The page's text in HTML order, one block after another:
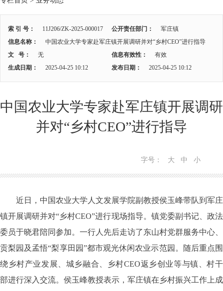
索 引 号： 11J206/ZK-2025-000017 公开责任部门：
军庄镇
信息名称：
中国农业大学专家赴军庄镇开展调研并对“乡村CEO”进行指导
文 号：
无 信息有效性：
有效
生成日期：
2025-04-25 10:12 发布日期： 2025-04-25 10:12
中国农业大学专家赴军庄镇开展调研
并对“乡村CEO”进行指导
字号： 大 中 小
近日，中国农业大学人文发展学院副教授侯玉峰带队到军庄
镇开展调研并对“乡村CEO”进行现场指导。镇党委副书记、政法
委员于晓君陪同参加。一行人先后走访了东山村党群服务中心、
贡梨园及孟悟“梨享田园”都市观光休闲农业示范园。随后重点围
绕乡村产业发展、城乡融合、乡村CEO返乡创业等与镇、村干
部进行深入交流。 侯玉峰教授表示，军庄镇在乡村振兴工作上成